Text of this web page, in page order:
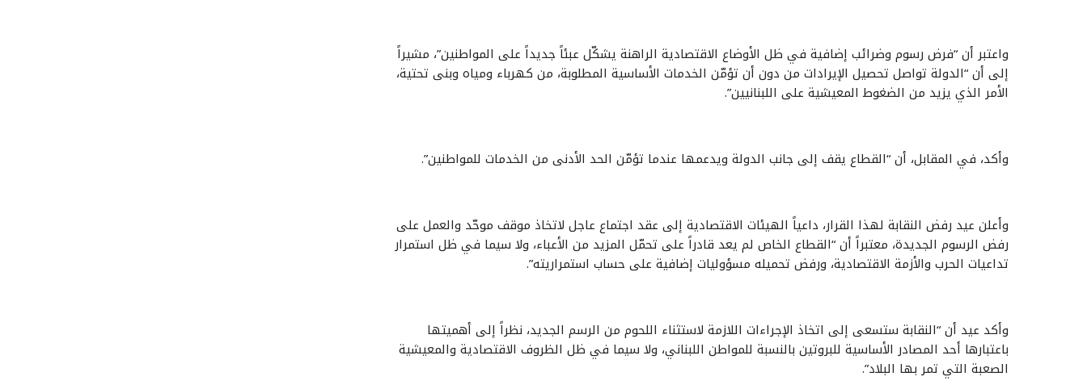
واعتبر أن “فرض رسوم وضرائب إضافية في ظل الأوضاع الاقتصادية الراهنة يشكّل عبئاً جديداً على المواطنين”، مشيراً
إلى أن “الدولة تواصل تحصيل الإيرادات من دون أن تؤمّن الخدمات الأساسية المطلوبة، من كهرباء ومياه وبنى تحتية،
الأمر الذي يزيد من الضغوط المعيشية على اللبنانيين”.
وأكد، في المقابل، أن “القطاع يقف إلى جانب الدولة ويدعمها عندما تؤمّن الحد الأدنى من الخدمات للمواطنين”.
وأعلن عيد رفض النقابة لهذا القرار، داعياً الهيئات الاقتصادية إلى عقد اجتماع عاجل لاتخاذ موقف موحّد والعمل على
رفض الرسوم الجديدة، معتبراً أن “القطاع الخاص لم يعد قادراً على تحمّل المزيد من الأعباء، ولا سيما في ظل استمرار
تداعيات الحرب والأزمة الاقتصادية، ورفض تحميله مسؤوليات إضافية على حساب استمراريته”.
وأكد عيد أن “النقابة ستسعى إلى اتخاذ الإجراءات اللازمة لاستثناء اللحوم من الرسم الجديد، نظراً إلى أهميتها
باعتبارها أحد المصادر الأساسية للبروتين بالنسبة للمواطن اللبناني، ولا سيما في ظل الظروف الاقتصادية والمعيشية
الصعبة التي تمر بها البلاد”.